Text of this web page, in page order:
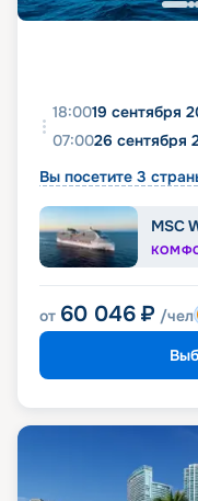
18:0019 сентября
07:0026 сентября
Вы посетите 3
MSC
от 60 046 ₽ /чел